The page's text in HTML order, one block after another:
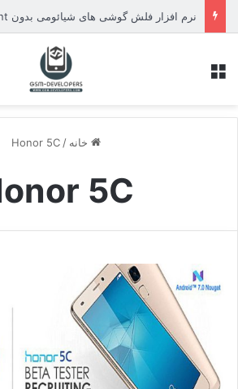
نرم افزار فلش گوشی های شیائومی بدون auth account
خانه /
Honor 5C
5C